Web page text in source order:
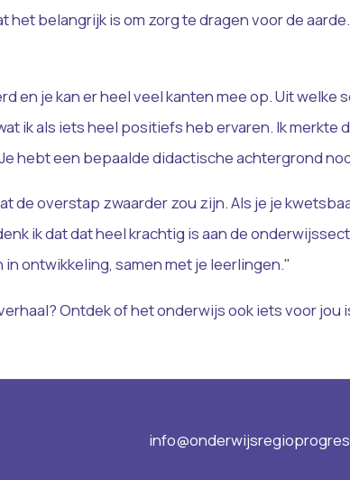
belangrijk is om zorg te dragen voor de
en je kan er heel veel kanten mee op. Uit welke
ik als iets heel positiefs heb ervaren. Ik merkte
hebt een bepaalde didactische achtergrond
de overstap zwaarder zou zijn. Als je je
ik dat dat heel krachtig is aan de
ontwikkeling, samen met je leerlingen."
Ontdek of het onderwijs ook iets voor jou